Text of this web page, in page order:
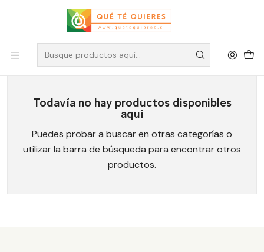
Té Bitaco
Todavía no hay productos disponibles
aquí
Puedes probar a buscar en otras categorías o
utilizar la barra de búsqueda para encontrar otros
productos.